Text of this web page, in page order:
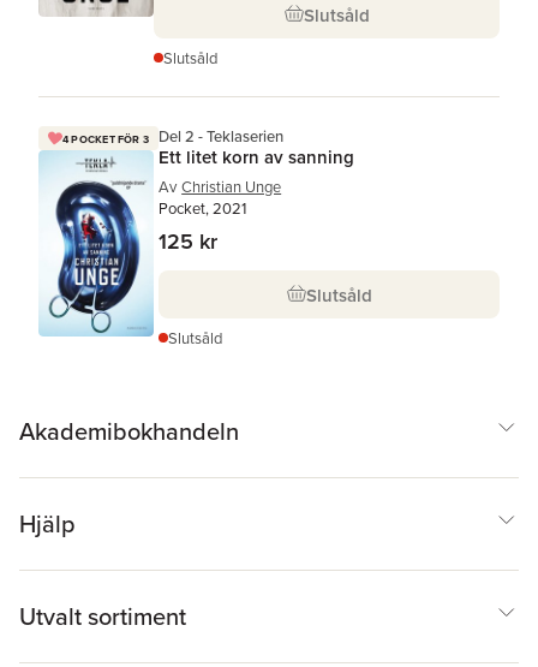
Slutsåld
Slutsåld
4 POCKET FÖR 3 Del 2 - Teklaserien
Ett litet korn av sanning
Av Christian Unge
Pocket, 2021
125 kr
Slutsåld
Slutsåld
Akademibokhandeln
Hjälp
Utvalt sortiment